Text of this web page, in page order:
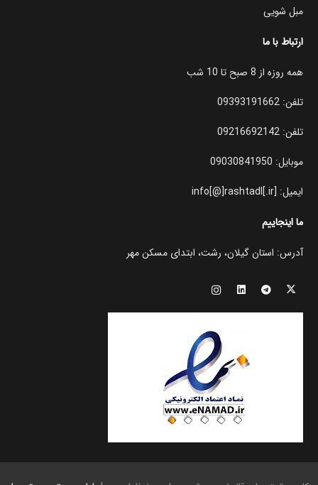
مبل شویی
ارتباط با ما
همه روزه از 8 صبح تا 10 شب
تلفن: 09393191662
تلفن: 09216692142
موبایل: 09030841950
ایمیل: info[@]rashtadl[.ir]
ما اینجاییم
آدرس: استان گیلان، رشت، ابتدای مسکن مهر